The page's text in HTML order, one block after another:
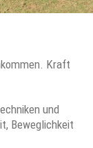
Kraft
und
Beweglichkeit